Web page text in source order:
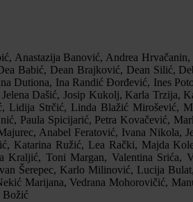
Anastazija Banović, Andrea
Babić, Dean Brajković, Dean Silić,
Dutiona, Ina Randić Đorđević, Ines
Dašić, Josip Kukolj, Karla Trzija,
Lidija Strčić, Linda Blažić Mirošević,
Paula Spicijarić, Petra Kovačević,
Anabel Feratović, Ivana Nikola,
Katarina Ružić, Lea Rački, Majda
Toni Margan, Valentina Srića,
Šerepec, Karlo Milinović, Lucija
Marijana, Vedrana Mohorovičić,
Božić